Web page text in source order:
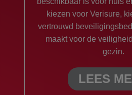
kiezen voor Verisure,
vertrouwd
maakt voor de
gezin.
LEES